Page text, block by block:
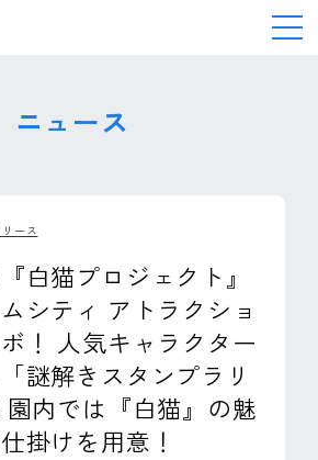
ニュース
ース
白猫プロジェクト』
シティ アトラクショ
！ 人気キャラクター
謎解きスタンプラリ
園内では『白猫』の魅
掛けを用意！